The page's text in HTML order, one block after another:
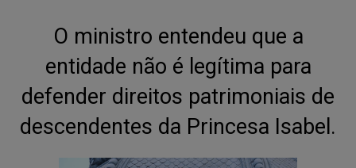
O ministro entendeu que a
entidade não é legítima para
defender direitos patrimoniais de
descendentes da Princesa Isabel.